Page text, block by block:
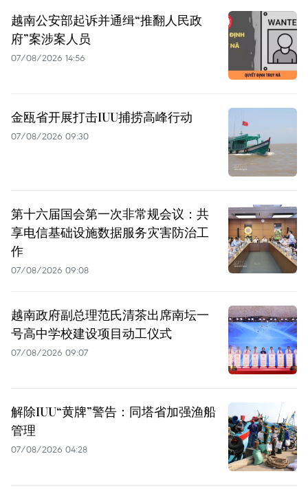
越南公安部起诉并通缉“推翻人民政
府”案涉案人员
07/08/2026 14:56
金瓯省开展打击IUU捕捞高峰行动
07/08/2026 09:30
第十六届国会第一次非常规会议：共
享电信基础设施数据服务灾害防治工
作
07/08/2026 09:08
越南政府副总理范氏清茶出席南坛一
号高中学校建设项目动工仪式
07/08/2026 09:07
解除IUU“黄牌”警告：同塔省加强渔船
管理
07/08/2026 04:28